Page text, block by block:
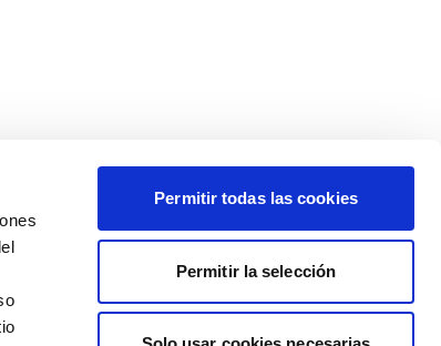
Permitir todas las cookies
Permitir la selección